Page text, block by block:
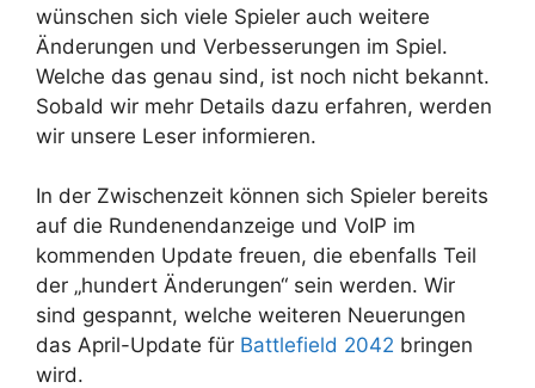
wünschen sich viele Spieler auch weitere
Änderungen und Verbesserungen im Spiel.
Welche das genau sind, ist noch nicht bekannt.
Sobald wir mehr Details dazu erfahren, werden
wir unsere Leser informieren.
In der Zwischenzeit können sich Spieler bereits
auf die Rundenendanzeige und VoIP im
kommenden Update freuen, die ebenfalls Teil
der „hundert Änderungen“ sein werden. Wir
sind gespannt, welche weiteren Neuerungen
das April-Update für Battlefield 2042 bringen
wird.